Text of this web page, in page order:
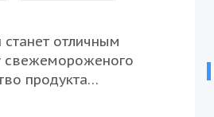
отличным
свежемороженого
продукта